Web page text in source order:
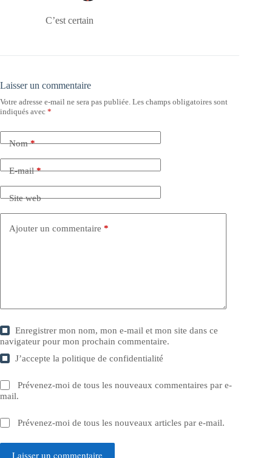
C’est certain
Laisser un commentaire
Votre adresse e-mail ne sera pas publiée. Les champs obligatoires sont
indiqués avec *
Nom*
E-mail*
Site web
Ajouter un commentaire *
Enregistrer mon nom, mon e-mail et mon site dans ce
navigateur pour mon prochain commentaire.
J’accepte lapolitique de confidentialité
Prévenez-moi de tous les nouveaux commentaires par e-
mail.
Prévenez-moi de tous les nouveaux articles par e-mail.
Laisser un commentaire